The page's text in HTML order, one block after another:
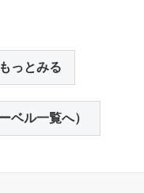
っとみる
ベル一覧へ）